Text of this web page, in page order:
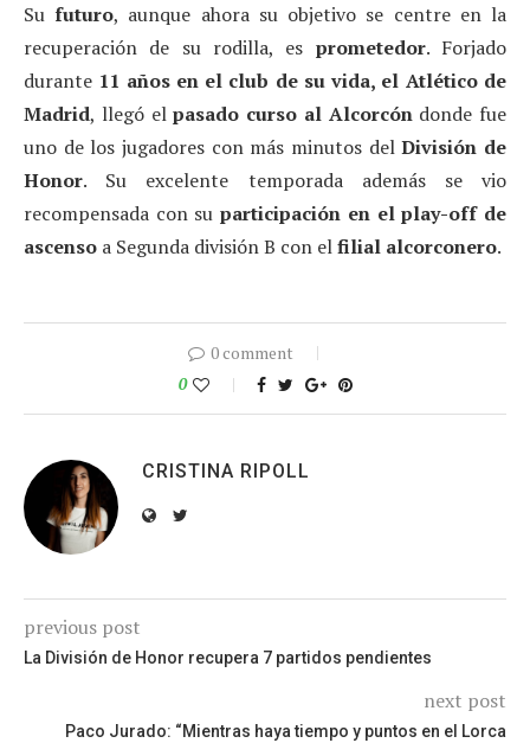
Sufuturo, aunque ahora su objetivo se centre en la
recuperación de su rodilla, es prometedor. Forjado
durante 11 años en el club de su vida, el Atlético de
Madrid, llegó elpasado curso al Alcorcón donde fue
uno de los jugadores con más minutos delDivisión de
Honor. Su excelente temporada además se vio
recompensada con suparticipación en el play-off de
ascenso a Segunda división B con elfilial alcorconero.
0 comment
0
CRISTINA RIPOLL
previous post
La División de Honor recupera 7 partidos pendientes
next post
Paco Jurado: “Mientras haya tiempo y puntos en el Lorca